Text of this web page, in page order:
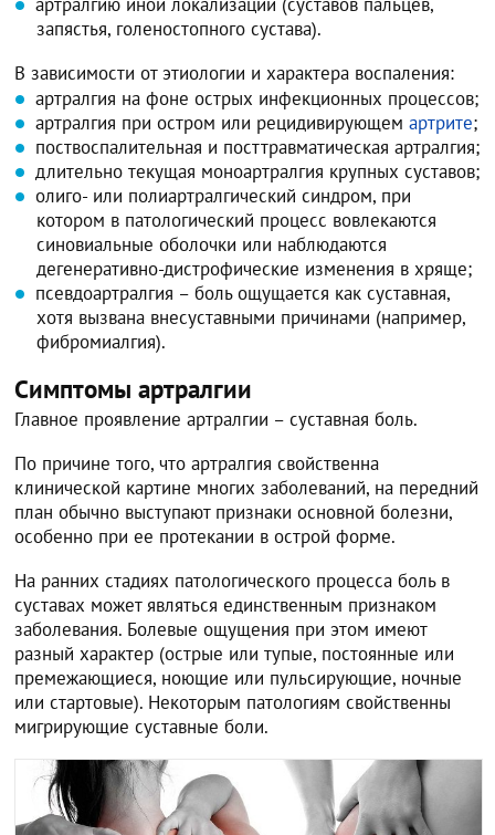
артралгию иной локализации (суставов пальцев,
запястья, голеностопного сустава).
В зависимости от этиологии и характера воспаления:
артралгия на фоне острых инфекционных процессов;
артралгия при остром или рецидивирующемартрите;
поствоспалительная и посттравматическая артралгия;
длительно текущая моноартралгия крупных суставов;
олиго- или полиартралгический синдром, при
котором в патологический процесс вовлекаются
синовиальные оболочки или наблюдаются
дегенеративно-дистрофические изменения в хряще;
псевдоартралгия – боль ощущается как суставная,
хотя вызвана внесуставными причинами (например,
фибромиалгия).
Симптомы артралгии
Главное проявление артралгии – суставная боль.
По причине того, что артралгия свойственна
клинической картине многих заболеваний, на передний
план обычно выступают признаки основной болезни,
особенно при ее протекании в острой форме.
На ранних стадиях патологического процесса боль в
суставах может являться единственным признаком
заболевания. Болевые ощущения при этом имеют
разный характер (острые или тупые, постоянные или
премежающиеся, ноющие или пульсирующие, ночные
или стартовые). Некоторым патологиям свойственны
мигрирующие суставные боли.